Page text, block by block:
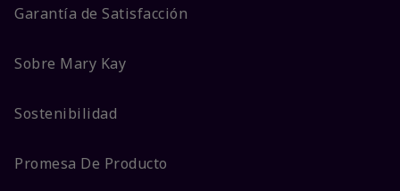
Garantía de Satisfacción
Sobre Mary Kay
Sostenibilidad
Promesa De Producto